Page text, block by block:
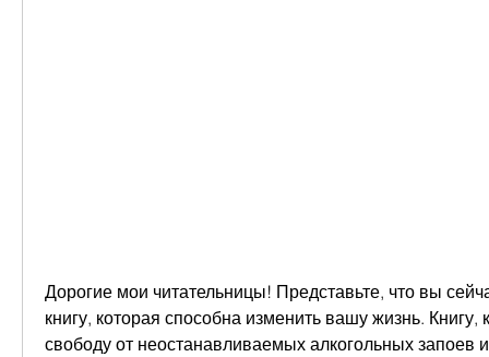
Дорогие мои читательницы! Представьте, что вы
книгу, которая способна изменить вашу жизнь. Книгу,
свободу от неостанавливаемых алкогольных запоев